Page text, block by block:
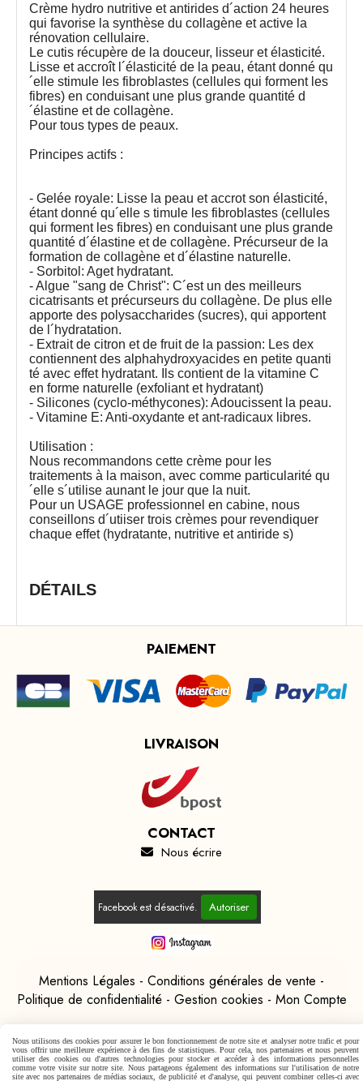
Crème hydro nutritive et antirides d´action 24 heures
qui favorise la synthèse du collagène et active la
rénovation cellulaire.
Le cutis récupère de la douceur, lisseur et élasticité.
Lisse et accroît l´élasticité de la peau, étant donné qu
´elle stimule les fibroblastes (cellules qui forment les
fibres) en conduisant une plus grande quantité d
´élastine et de collagène.
Pour tous types de peaux.
Principes actifs :
- Gelée royale: Lisse la peau et accrot son élasticité,
étant donné qu´elle s timule les fibroblastes (cellules
qui forment les fibres) en conduisant une plus grande
quantité d´élastine et de collagène. Précurseur de la
formation de collagène et d´élastine naturelle.
- Sorbitol: Aget hydratant.
- Algue "sang de Christ": C´est un des meilleurs
cicatrisants et précurseurs du collagène. De plus elle
apporte des polysaccharides (sucres), qui apportent
de l´hydratation.
- Extrait de citron et de fruit de la passion: Les dex
contiennent des alphahydroxyacides en petite quanti
té avec effet hydratant. Ils contient de la vitamine C
en forme naturelle (exfoliant et hydratant)
- Silicones (cyclo-méthycones): Adoucissent la peau.
- Vitamine E: Anti-oxydante et ant-radicaux libres.
Utilisation :
Nous recommandons cette crème pour les
traitements à la maison, avec comme particularité qu
´elle s´utilise aunant le jour que la nuit.
Pour un USAGE professionnel en cabine, nous
conseillons d´utiiser trois crèmes pour revendiquer
chaque effet (hydratante, nutritive et antiride s)
DÉTAILS
PAIEMENT
LIVRAISON
CONTACT
 Nous écrire
Facebook est désactivé. Autoriser
Mentions Légales
Conditions générales de vente
Politique de confidentialité
Gestion cookies Mon Compte
Nous utilisons des cookies pour assurer le bon fonctionnement de notre site et analyser notre trafic et pour
vous offrir une meilleure expérience à des fins de statistiques. Pour cela, nos partenaires et nous peuvent
utiliser des cookies ou d'autres technologies pour stocker et accéder à des informations personnelles
comme votre visite sur notre site. Nous partageons également des informations sur l'utilisation de notre
site avec nos partenaires de médias sociaux, de publicité et d'analyse, qui peuvent combiner celles-ci avec